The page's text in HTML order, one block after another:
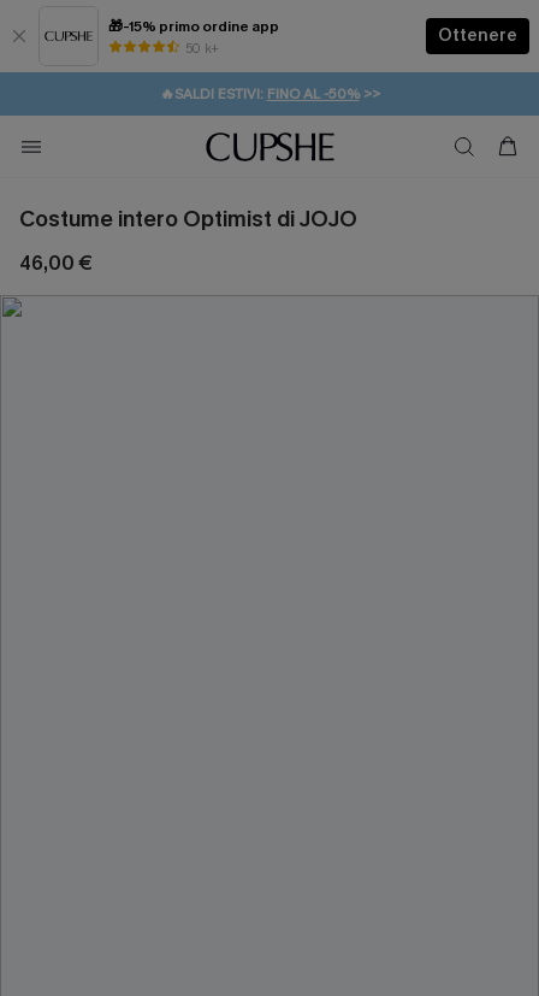
🎁-15% primo ordine app
50 k+
Ottenere
⚡️-15% SUGLI ESSENZIALI DA VACANZA | ACQUISTA
🔥SALDI ESTIVI: FINO AL -50%>>
🚚SPEDIZIONE GRATUITA DA 49€
💌REGALO PER I NUOVI: 20% DI SCONTO*
Costume intero Optimist di JOJO
46,00 €